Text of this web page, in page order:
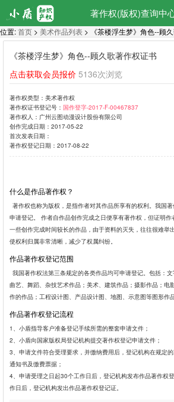
著作权(版权)查询中
位置:首页 > 美术作品列表 > 《茶楼浮生梦》角色--顾
《茶楼浮生梦》角色--顾久歌著作权证书
点击获取会员报价 5136次浏览
著作权类型： 美术著作权
著作权证书登记号： 国作登字-2017-F-00467837
著作权人： 广州云图动漫设计股份有限公司
创作完成日期： 2017-05-22
首次发表日期：
著作权登记日期： 2017-08-22
什么是作品著作权？
著作权也称为版权，是指作者对其作品所享有的权利。我国
申请登记。 作者自作品创作完成之日便享有著作权，但证明
一些创作完成时间较长的作品，由于资料的灭失，往往很难举
使权利归属非常清晰，减少了权属纠纷。
作品著作权登记范围
我国著作权法第三条规定的各类作品均可申请登记。包括：文
曲艺、舞蹈、杂技艺术作品；美术、建筑作品；摄影作品；电
作的作品；工程设计图、产品设计图、地图、示意图等图形作
作品著作权登记流程
1、小盾指导客户准备登记手续所需的整套申请文件；
2、小盾向国家版权局登记机构提交著作权登记申请文件；
3、申请文件符合受理要求，并缴纳费用后，登记机构在规定
通知书及缴费票据；
4、申请受理之日起30个工作日后，登记机构发布作品著作权
作日后，登记机构发出作品著作权登记证。